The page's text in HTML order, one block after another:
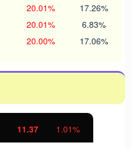
20.01% 17.26%
20.01% 6.83%
20.00% 17.06%
11.37 1.01%